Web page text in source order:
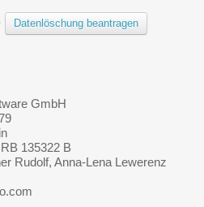
Datenlöschung beantragen
GmbH
135322 B
Rudolf, Anna-Lena Lewerenz